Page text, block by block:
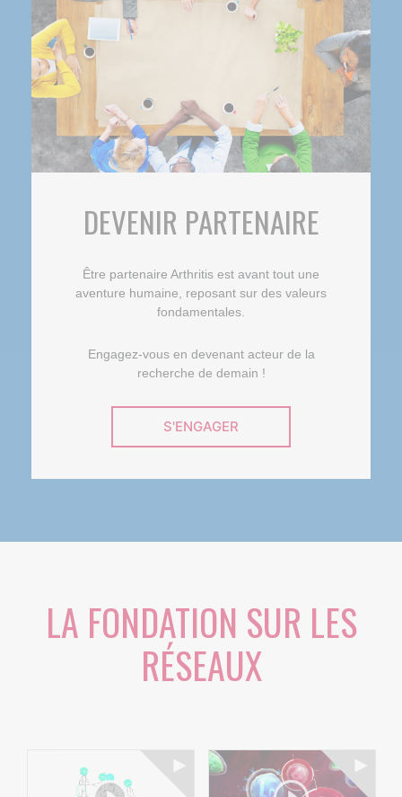
DEVENIR PARTENAIRE
Être partenaire Arthritis est avant tout une
aventure humaine, reposant sur des valeurs
fondamentales.
Engagez-vous en devenant acteur de la
recherche de demain !
S'ENGAGER
LA FONDATION SUR LES
RÉSEAUX